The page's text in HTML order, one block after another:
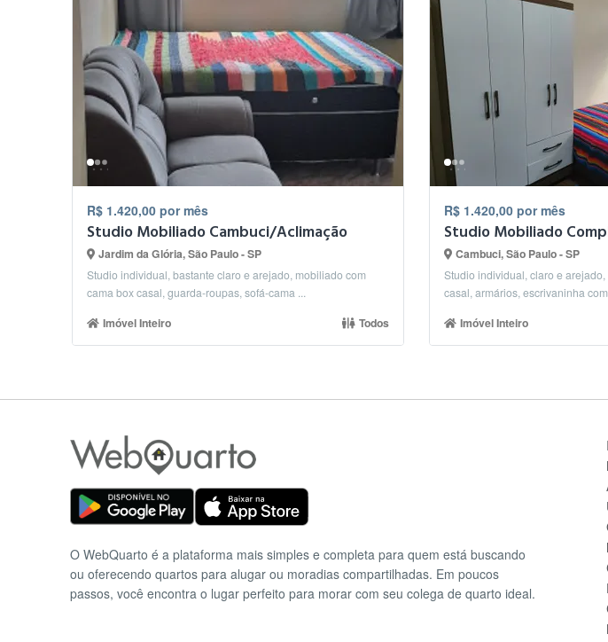
R$ 1.420,00 por mês
Studio Mobiliado Cambuci/Aclimação
Jardim da Glória, São Paulo - SP
Studio individual, bastante claro e arejado, mobiliado com
cama box casal, guarda-roupas, sofá-cama ...
Imóvel Inteiro Todos
R$ 1.420,00 por mês
Cambuci, São Paulo - SP
Studio individual, claro e
casal, armários, escrivaninha
Imóvel Inteiro
O WebQuarto é a plataforma mais simples e completa para quem está buscando
ou oferecendo quartos para alugar ou moradias compartilhadas. Em poucos
passos, você encontra o lugar perfeito para morar com seu colega de quarto ideal.